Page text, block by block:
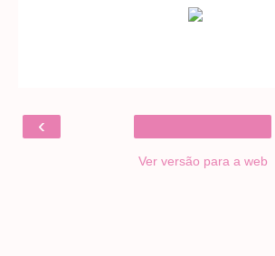
‹
Ver versão para a web